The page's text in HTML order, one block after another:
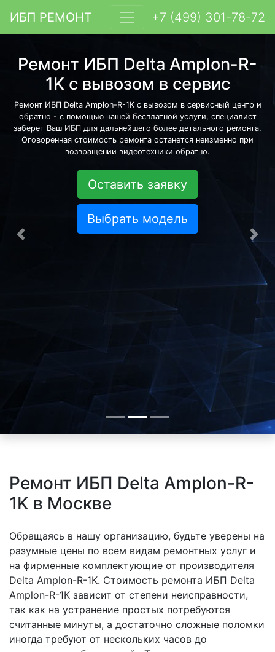
ИБП РЕМОНТ +7 (499) 301-78-72
Ремонт ИБП Delta Amplon-R-
1K с вывозом в сервис
Ремонт ИБП Delta Amplon-R-1K с вывозом в сервисный центр и
обратно - с помощью нашей бесплатной услуги, специалист
заберет Ваш ИБП для дальнейшего более детального ремонта.
Оговоренная стоимость ремонта останется неизменно при
возвращении видеотехники обратно.
Оставить заявку
Выбрать модель
Предыдущая
Ремонт ИБП Delta Amplon-R-
1K в Москве
Обращаясь в нашу организацию, будьте уверены на
разумные цены по всем видам ремонтных услуг и
на фирменные комплектующие от производителя
Delta Amplon-R-1K. Стоимость ремонта ИБП Delta
Amplon-R-1K зависит от степени неисправности,
так как на устранение простых потребуются
считанные минуты, а достаточно сложные поломки
иногда требуют от нескольких часов до